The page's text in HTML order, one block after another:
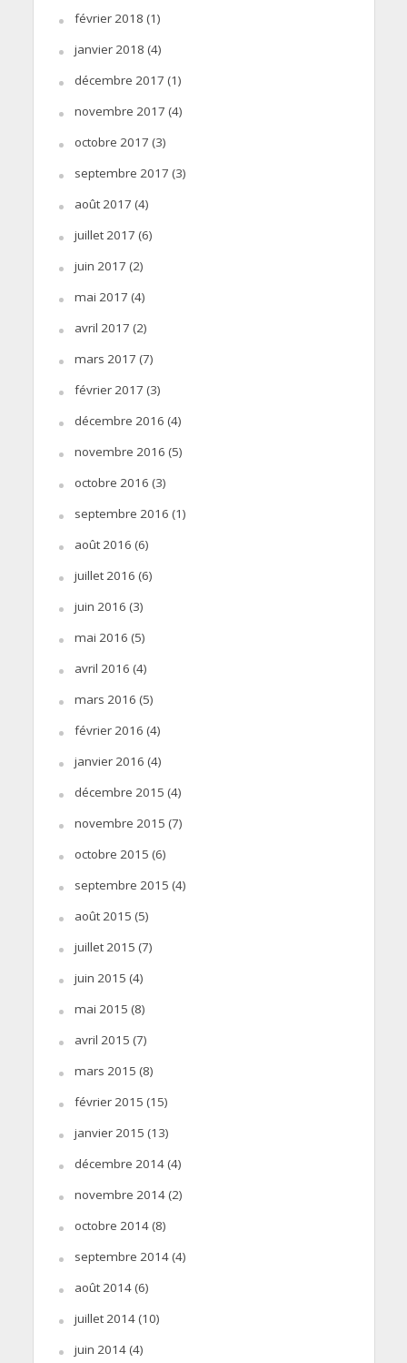
février 2018 (1)
janvier 2018 (4)
décembre 2017 (1)
novembre 2017 (4)
octobre 2017 (3)
septembre 2017 (3)
août 2017 (4)
juillet 2017 (6)
juin 2017 (2)
mai 2017 (4)
avril 2017 (2)
mars 2017 (7)
février 2017 (3)
décembre 2016 (4)
novembre 2016 (5)
octobre 2016 (3)
septembre 2016 (1)
août 2016 (6)
juillet 2016 (6)
juin 2016 (3)
mai 2016 (5)
avril 2016 (4)
mars 2016 (5)
février 2016 (4)
janvier 2016 (4)
décembre 2015 (4)
novembre 2015 (7)
octobre 2015 (6)
septembre 2015 (4)
août 2015 (5)
juillet 2015 (7)
juin 2015 (4)
mai 2015 (8)
avril 2015 (7)
mars 2015 (8)
février 2015 (15)
janvier 2015 (13)
décembre 2014(4)
novembre 2014(2)
octobre 2014(8)
septembre 2014(4)
août 2014(6)
juillet 2014(10)
juin 2014(4)